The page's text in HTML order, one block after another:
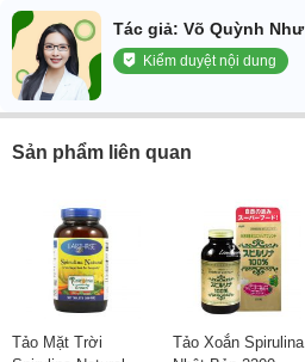
Tác giả: Võ Quỳnh Như
Kiểm duyệt nội dung
Sản phẩm liên quan
Tảo Mặt Trời
Tảo Xoắn Spirulina